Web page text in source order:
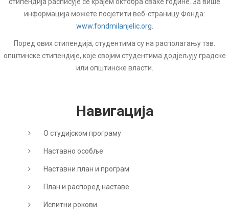
информација можете посјетити веб-страницу Фонда:
www.fondmilanjelic.org
Поред ових стипендија, студентима су на располагању тзв.
општинске стипендије, које својим студентима додјељују градске
или општинске власти.
Навигација
О студијском програму
Наставно особље
Наставни план и програм
План и распоред наставе
Испитни рокови